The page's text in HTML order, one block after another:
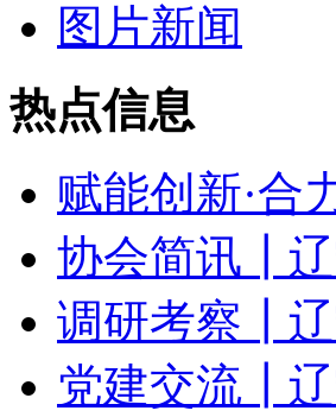
图片新闻
热点信息
赋能创新·合
协会简讯┃辽
调研考察┃辽
党建交流┃